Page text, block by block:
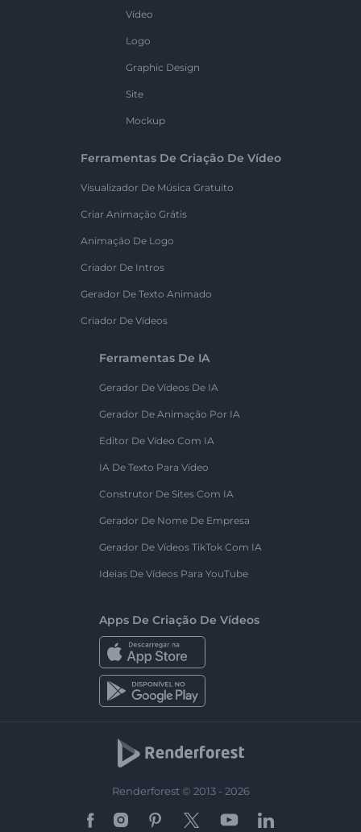
Vídeo
Logo
Graphic Design
Site
Mockup
Ferramentas De Criação De Vídeo
Visualizador De Música Gratuito
Criar Animação Grátis
Animação De Logo
Criador De Intros
Gerador De Texto Animado
Criador De Vídeos
Ferramentas De IA
Gerador De Vídeos De IA
Gerador De Animação Por IA
Editor De Vídeo Com IA
IA De Texto Para Vídeo
Construtor De Sites Com IA
Gerador De Nome De Empresa
Gerador De Vídeos TikTok Com IA
Ideias De Vídeos Para YouTube
Apps De Criação De Vídeos
Renderforest © 2013 - 2026